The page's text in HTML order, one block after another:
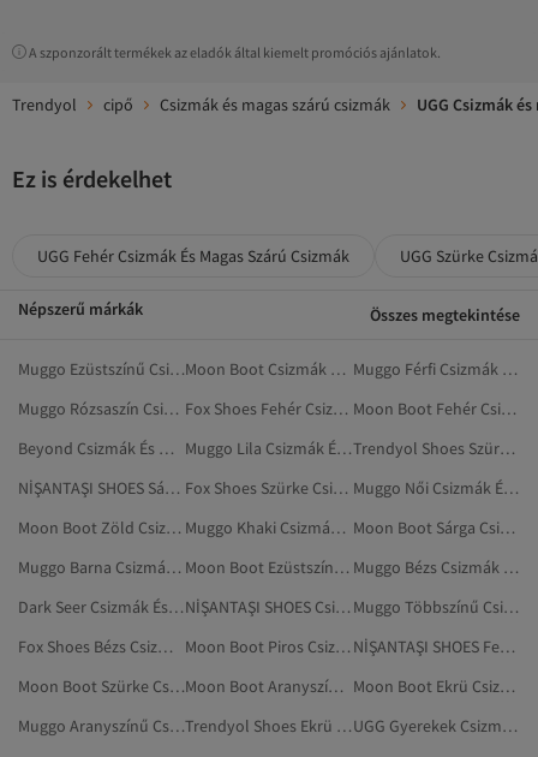
A szponzorált termékek az eladók által kiemelt promóciós ajánlatok.
Trendyol cipő Csizmák és magas szárú csizmák UGG Csizmák
Ez is érdekelhet
UGG Fehér Csizmák És Magas Szárú Csizmák UGG Szürke
Népszerű márkák Összes megtekintése
Muggo Ezüstszínű Csizmák És Magas Szárú Csizmák Moon Boot Csizmák És Magas Szárú Csizmák
Muggo Férfi Csizmák És Magas Szárú Csizmák
Muggo Rózsaszín Csizmák És Magas Szárú Csizmák
Fox Shoes Fehér Csizmák És Magas Szárú Csizmák
Moon Boot Fehér Csizmák És Magas Szárú Csizmák
Beyond Csizmák És Magas Szárú Csizmák
Muggo Lila Csizmák És Magas Szárú Csizmák
Trendyol Shoes Szürke Csizmák És Magas Szárú Csizmák
NİŞANTAŞI SHOES Sárga Csizmák És Magas Szárú Csizmák
Fox Shoes Szürke Csizmák És Magas Szárú Csizmák
Muggo Női Csizmák És Magas Szárú Csizmák
Moon Boot Zöld Csizmák És Magas Szárú Csizmák
Muggo Khaki Csizmák És Magas Szárú Csizmák
Moon Boot Sárga Csizmák És Magas Szárú Csizmák
Muggo Barna Csizmák És Magas Szárú Csizmák
Moon Boot Ezüstszínű Csizmák És Magas Szárú Csizmák
Muggo Bézs Csizmák És Magas Szárú Csizmák
Dark Seer Csizmák És Magas Szárú Csizmák
NİŞANTAŞI SHOES Csizmák És Magas Szárú Csizmák
Muggo Többszínű Csizmák És Magas Szárú Csizmák
Fox Shoes Bézs Csizmák És Magas Szárú Csizmák
Moon Boot Piros Csizmák És Magas Szárú Csizmák
NİŞANTAŞI SHOES Fehér Csizmák És Magas Szárú Csizmák
Moon Boot Szürke Csizmák És Magas Szárú Csizmák
Moon Boot Aranyszínű Csizmák És Magas Szárú Csizmák
Moon Boot Ekrü Csizmák És Magas Szárú Csizmák
Muggo Aranyszínű Csizmák És Magas Szárú Csizmák
Trendyol Shoes Ekrü Csizmák És Magas Szárú Csizmák
UGG Gyerekek Csizmák És Magas Szárú Csizmák